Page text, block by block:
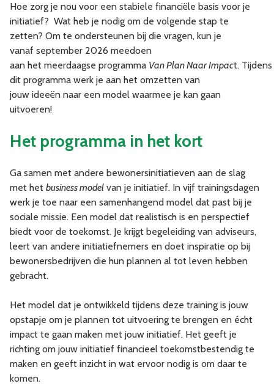
Hoe zorg je nou voor een stabiele financiële basis voor je
initiatief? Wat heb je nodig om de volgende stap te
zetten? Om te ondersteunen bij die vragen, kun je
vanaf september 2026 meedoen
aan het meerdaagse programma Van Plan Naar Impact. Tijdens
dit programma werk je aan het omzetten van
jouw ideeën naar een model waarmee je kan gaan
uitvoeren!
Het programma in het kort
Ga samen met andere bewonersinitiatieven aan de slag
met het business model van je initiatief. In vijf trainingsdagen
werk je toe naar een samenhangend model dat past bij je
sociale missie. Een model dat realistisch is en perspectief
biedt voor de toekomst. Je krijgt begeleiding van adviseurs,
leert van andere initiatiefnemers en doet inspiratie op bij
bewonersbedrijven die hun plannen al tot leven hebben
gebracht.
Het model dat je ontwikkeld tijdens deze training is jouw
opstapje om je plannen tot uitvoering te brengen en écht
impact te gaan maken met jouw initiatief. Het geeft je
richting om jouw initiatief financieel toekomstbestendig te
maken en geeft inzicht in wat ervoor nodig is om daar te
komen.